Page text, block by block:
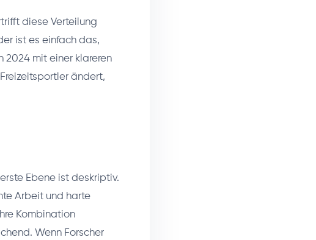
diese Verteilung
ist es einfach das,
2024 mit einer klareren
ändert,
Ebene ist deskriptiv.
Arbeit und harte
Kombination
Wenn Forscher